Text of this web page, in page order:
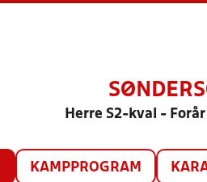
Herre S2-kval -
KAMPPROGRAM